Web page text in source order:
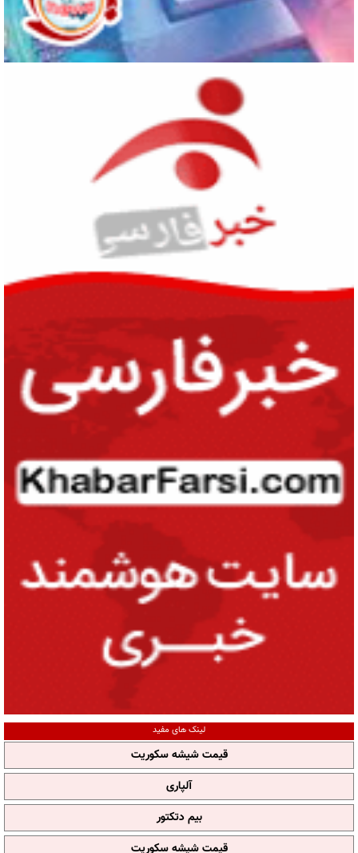
لینک های مفید
قیمت شیشه سکوریت
آلپاری
بیم دتکتور
قیمت شیشه سکوریت